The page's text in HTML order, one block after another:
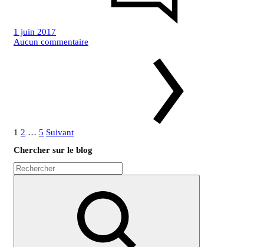
1 juin 2017
Aucun commentaire
1 2 … 5 Suivant
Chercher sur le blog